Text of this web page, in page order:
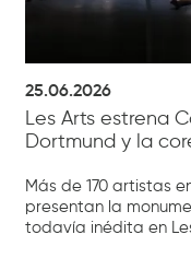
25.06.2026
Les Arts estrena
Dortmund y la
Más de 170 artistas
presentan la
todavía inédita en